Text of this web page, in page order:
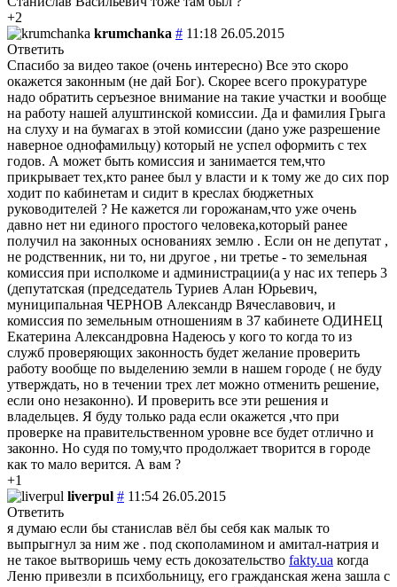
+2
krumchanka # 11:18 26.05.2015
Ответить
Спасибо за видео такое (очень интересно) Все это скоро
окажется законным (не дай Бог). Скорее всего прокуратуре
надо обратить серъезное внимание на такие участки и вообще
на работу нашей алуштинской комиссии. Да и фамилия Грыга
на слуху и на бумагах в этой комиссии (дано уже разрешение
наверное однофамильцу) который не успел оформить с тех
годов. А может быть комиссия и занимается тем,что
прикрывает тех,кто ранее был у власти и к тому же до сих пор
ходит по кабинетам и сидит в креслах бюджетных
руководителей ? Не кажется ли горожанам,что уже очень
давно нет ни единого простого человека,который ранее
получил на законных основаниях землю . Если он не депутат ,
не родственник, ни то, ни другое , ни третье - то земельная
комиссия при исполкоме и администрации(а у нас их теперь 3
(депутатская (председатель Туриев Алан Юрьевич,
муниципальная ЧЕРНОВ Александр Вячеславович, и
комиссия по земельным отношениям в 37 кабинете ОДИНЕЦ
Екатерина Александровна Надеюсь у кого то когда то из
служб проверяющих законность будет желание проверить
работу вообще по выделению земли в нашем городе ( не буду
утверждать, но в течении трех лет можно отменить решение,
если оно незаконно). И проверить все эти решения и
владельцев. Я буду только рада если окажется ,что при
проверке на правительственном уровне все будет отлично и
законно. Но судя по тому,что продолжает творится в городе
как то мало верится. А вам ?
+1
liverpul # 11:54 26.05.2015
Ответить
я думаю если бы станислав вёл бы себя как малык то
выпрыгнул за ним же . под скополамином и амитал-натрия и
не такое вытворишь чему есть докозательство fakty.ua когда
Леню привезли в психбольницу, его гражданская жена зашла с